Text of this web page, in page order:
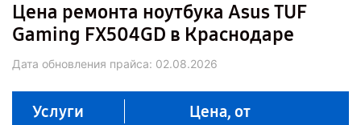
Цена ремонта ноутбука Asus TUF
Gaming FX504GD в Краснодаре
Дата обновления прайса: 02.08.2026
Услуги Цена, от